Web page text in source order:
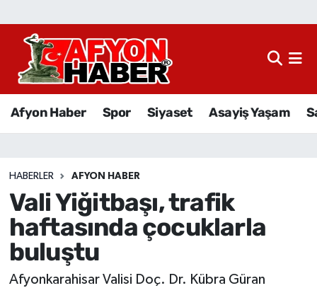
Afyon Haber Spor Siyaset Asayiş Yaşam
HABERLER AFYON HABER
Vali Yiğitbaşı, trafik
haftasında çocuklarla
buluştu
Afyonkarahisar Valisi Doç. Dr. Kübra Güran
Afyon Haber
Sağlık
Eğitim
Sivil Toplum